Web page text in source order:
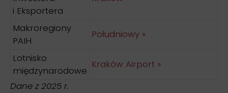
i Eksportera
Makroregiony
PAIH
Południowy »
Lotnisko
międzynarodowe
Kraków Airport »
Dane z 2025 r.